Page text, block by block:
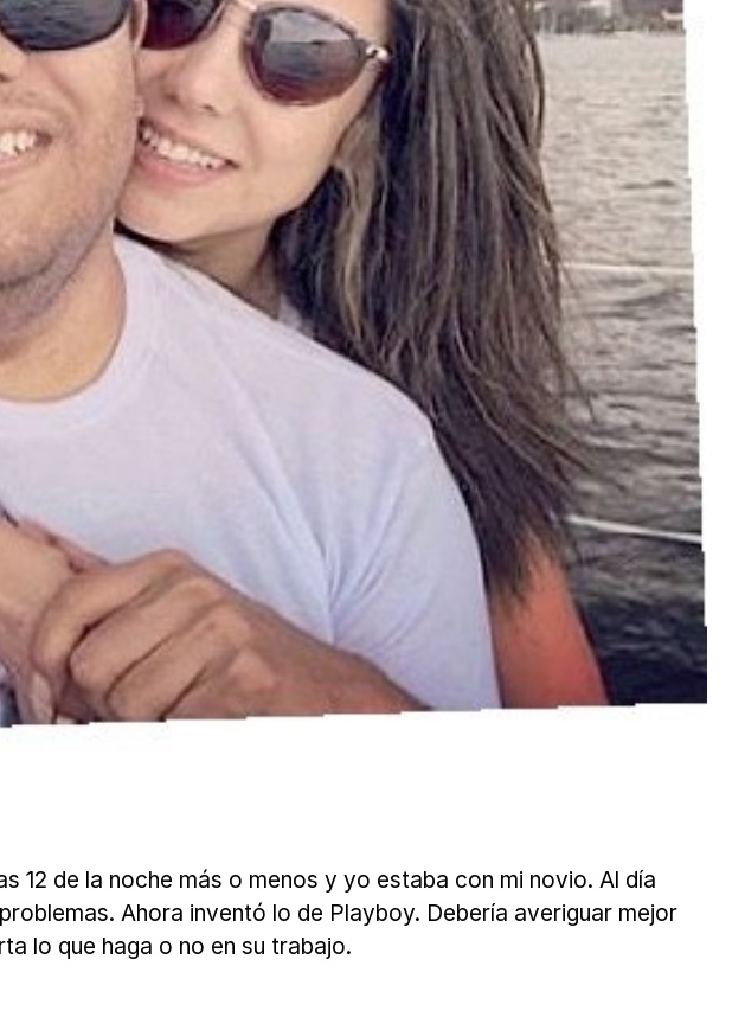
12 de la noche más o menos y yo estaba con mi novio. Al día
Ahora inventó lo de Playboy. Debería averiguar mejor
lo que haga o no en su trabajo.